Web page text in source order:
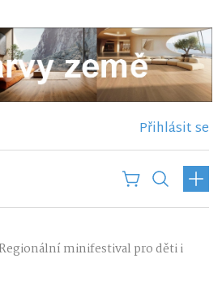
Přihlásit se
minifestival pro děti i